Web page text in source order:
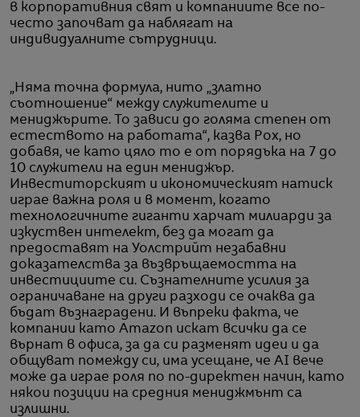
в корпоративния свят и компаниите все по-
често започват да наблягат на
индивидуалните сътрудници.
„Няма точна формула, нито „златно
съотношение“ между служителите и
мениджърите. То зависи до голяма степен от
естеството на работата“, казва Рох, но
добавя, че като цяло то е от порядъка на 7 до
10 служители на един мениджър.
Инвеститорският и икономическият натиск
играе важна роля и в момент, когато
технологичните гиганти харчат милиарди за
изкуствен интелект, без да могат да
предоставят на Уолстрийт незабавни
доказателства за възвръщаемостта на
инвестициите си. Съзнателните усилия за
ограничаване на други разходи се очаква да
бъдат възнаградени. И въпреки факта, че
компании като Amazon искат всички да се
върнат в офиса, за да си разменят идеи и да
общуват помежду си, има усещане, че AI вече
може да играе роля по по-директен начин, като
някои позиции на средния мениджмънт са
излишни.